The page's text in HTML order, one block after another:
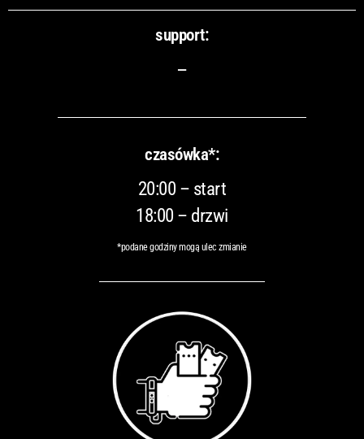
support:
–
czasówka*:
20:00 – start
18:00 – drzwi
*podane godziny mogą ulec zmianie